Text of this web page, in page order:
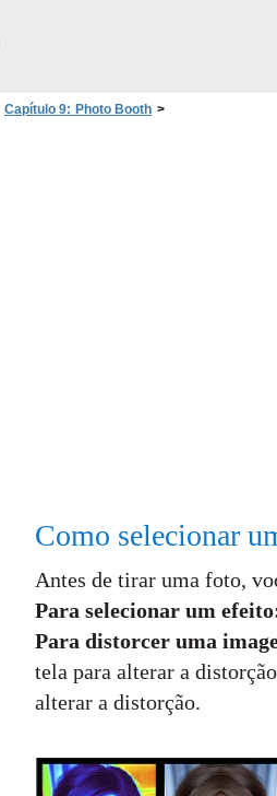
Capítulo 9: Photo Booth >
Como selecionar
Antes de tirar uma foto,
Para selecionar um
Para distorcer uma
tela para alterar a
alterar a distorção.